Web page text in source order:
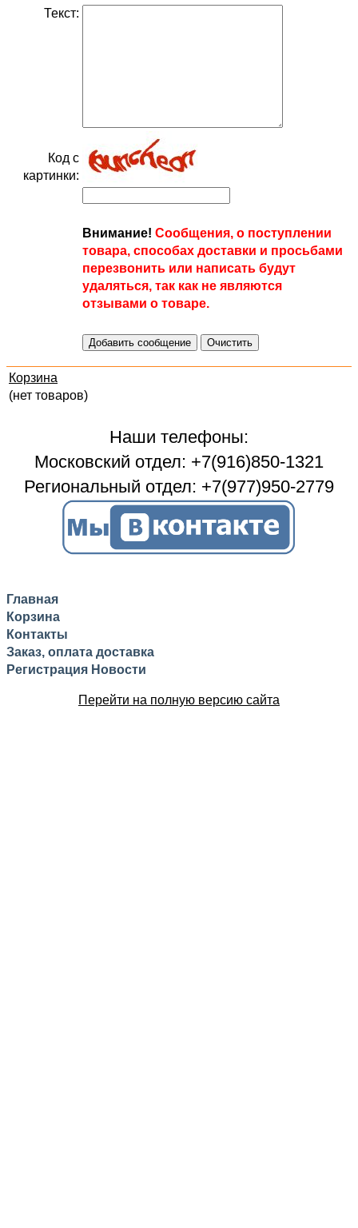
Текст:
Код с
картинки:
Внимание! Сообщения, о поступлении
товара, способах доставки и просьбами
перезвонить или написать будут
удаляться, так как не являются
отзывами о товаре.
Корзина
(нет товаров)
Наши телефоны:
Московский отдел: +7(916)850-1321
Региональный отдел: +7(977)950-2779
Главная
Корзина
Контакты
Заказ, оплата доставка
Регистрация Новости
Перейти на полную версию сайта